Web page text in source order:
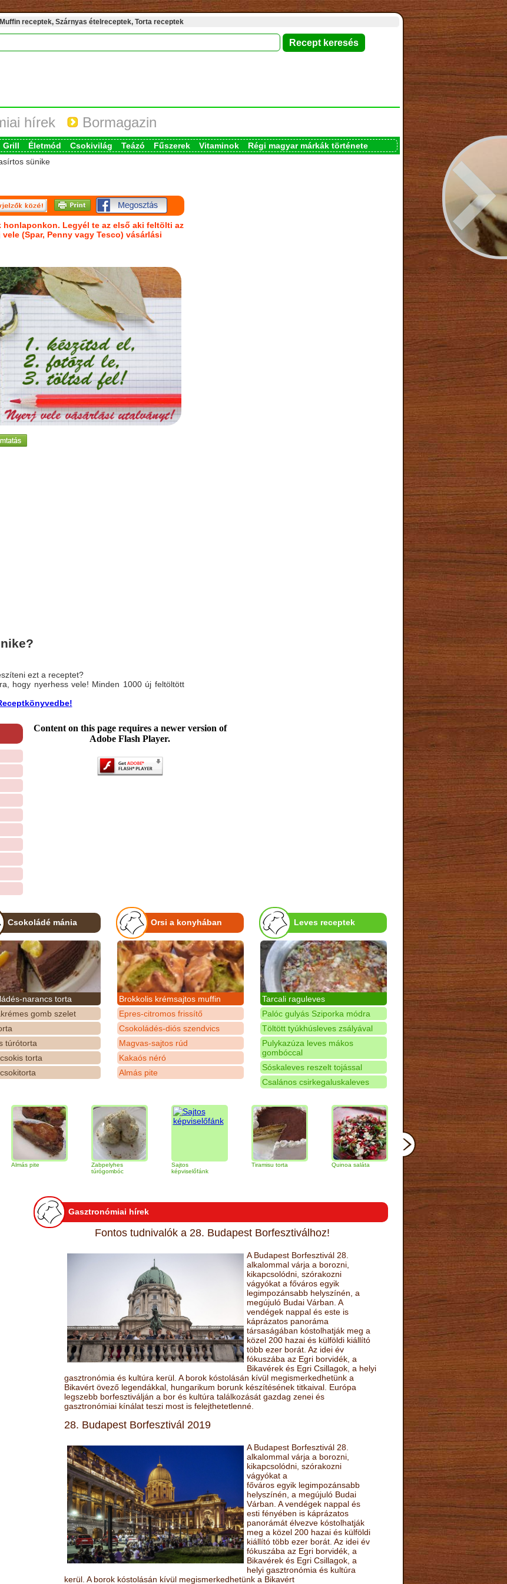
receptek, Szárnyas ételreceptek, Torta receptek
hírek Bormagazin
Grill Életmód Csokivilág Teázó Fűszerek Vitaminok
Régi magyar márkák története
sünike
honlaponkon. Legyél te az első aki feltölti az
(Spar, Penny vagy Tesco) vásárlási
ezt a receptet?
hogy nyerhess vele! Minden 1000 új feltöltött
Content on this page requires a newer version of
Adobe Flash Player.
Csokoládé mánia
narancs torta
gomb szelet
túrótorta
torta
Orsi a konyhában
Brokkolis krémsajtos muffin
Epres-citromos frissítő
Csokoládés-diós szendvics
Magvas-sajtos rúd
Kakaós néró
Almás pite
Leves receptek
Tarcali raguleves
Palóc gulyás Sziporka módra
Töltött tyúkhúsleves zsályával
Pulykazúza leves mákos
gombóccal
Sóskaleves reszelt tojással
Csalános csirkegaluskaleves
Zabpelyhes
túrógombóc
képviselőfánk
Tiramisu torta Quinoa saláta Mandulás kifli
Gasztronómiai hírek
Fontos tudnivalók a 28. Budapest Borfesztiválhoz!
A Budapest Borfesztivál 28.
alkalommal várja a borozni,
kikapcsolódni, szórakozni
vágyókat a főváros egyik
legimpozánsabb helyszínén, a
megújuló Budai Várban. A
vendégek nappal és este is
káprázatos panoráma
társaságában kóstolhatják meg a
közel 200 hazai és külföldi kiállító
több ezer borát. Az idei év
fókuszába az Egri borvidék, a
Bikavérek és Egri Csillagok, a helyi
gasztronómia és kultúra kerül. A borok kóstolásán kívül megismerkedhetünk a
Bikavért övező legendákkal, hungarikum borunk készítésének titkaival. Európa
legszebb borfesztiválján a bor és kultúra találkozását gazdag zenei és
gasztronómiai kínálat teszi most is felejthetetlenné.
28. Budapest Borfesztivál 2019
A Budapest Borfesztivál 28.
alkalommal várja a borozni,
kikapcsolódni, szórakozni
vágyókat a
főváros egyik legimpozánsabb
helyszínén, a megújuló Budai
Várban. A vendégek nappal és
esti fényében is káprázatos
panorámát élvezve kóstolhatják
meg a közel 200 hazai és külföldi
kiállító több ezer borát. Az idei év
fókuszába az Egri borvidék, a
Bikavérek és Egri Csillagok, a
helyi gasztronómia és kultúra
kerül. A borok kóstolásán kívül megismerkedhetünk a Bikavért